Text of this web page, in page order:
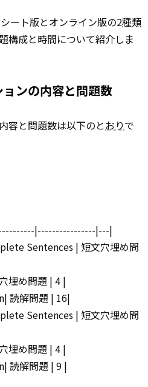
ート版とオンライン版の2種類
構成と時間について紹介しま
ンの内容と問題数
容と問題数は以下のとおりで
|----------------|---|
Sentences | 短文穴埋め問
埋め問題 | 4 |
読解問題 | 16|
Sentences | 短文穴埋め問
埋め問題 | 4 |
読解問題 | 9 |